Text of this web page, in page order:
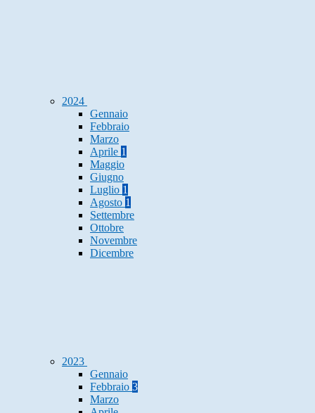
2024
Gennaio
Febbraio
Marzo
Aprile 1
Maggio
Giugno
Luglio 1
Agosto 1
Settembre
Ottobre
Novembre
Dicembre
2023
Gennaio
Febbraio 3
Marzo